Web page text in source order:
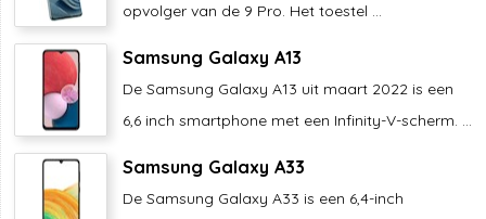
opvolger van de 9 Pro. Het toestel ...
Samsung Galaxy A13
De Samsung Galaxy A13 uit maart 2022 is een
6,6 inch smartphone met een Infinity-V-scherm. ...
Samsung Galaxy A33
De Samsung Galaxy A33 is een 6,4-inch